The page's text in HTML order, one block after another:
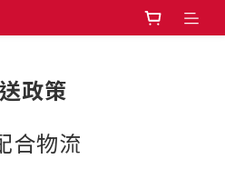
政策
合物流